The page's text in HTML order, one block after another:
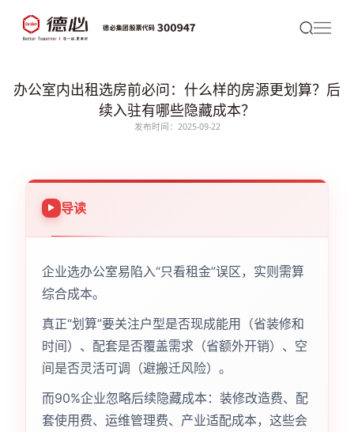
办公室内出租选房前必问：什么样的房源更划算？后
续入驻有哪些隐藏成本？
发布时间：2025-09-22
导读
企业选办公室易陷入“只看租金”误区，实则需算
综合成本。
真正“划算”要关注户型是否现成能用（省装修和
时间）、配套是否覆盖需求（省额外开销）、空
间是否灵活可调（避搬迁风险）。
而90%企业忽略后续隐藏成本：装修改造费、配
套使用费、运维管理费、产业适配成本，这些会